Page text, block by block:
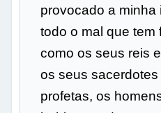
provocado a minha
todo o mal que tem
como os seus reis
os seus
profetas, os